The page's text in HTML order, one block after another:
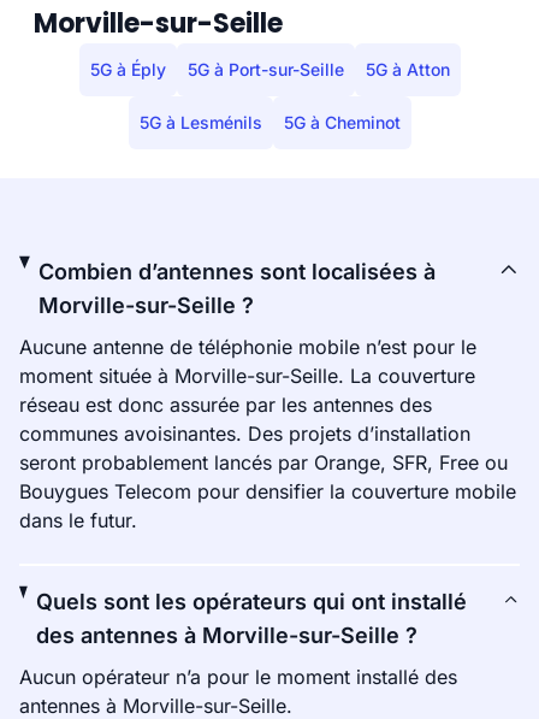
Morville-sur-Seille
5G à Éply 5G à Port-sur-Seille 5G à Atton
5G à Lesménils 5G à Cheminot
Combien d’antennes sont localisées à
Morville-sur-Seille ?
Aucune antenne de téléphonie mobile n’est pour le
moment située à Morville-sur-Seille. La couverture
réseau est donc assurée par les antennes des
communes avoisinantes. Des projets d’installation
seront probablement lancés par Orange, SFR, Free ou
Bouygues Telecom pour densifier la couverture mobile
dans le futur.
Quels sont les opérateurs qui ont installé
des antennes à Morville-sur-Seille ?
Aucun opérateur n’a pour le moment installé des
antennes à Morville-sur-Seille.